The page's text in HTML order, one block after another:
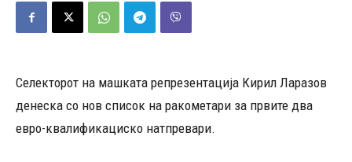
Селекторот на машката репрезентација Кирил Ларазов
денеска со нов список на ракометари за првите два
евро-квалификациско натпревари.